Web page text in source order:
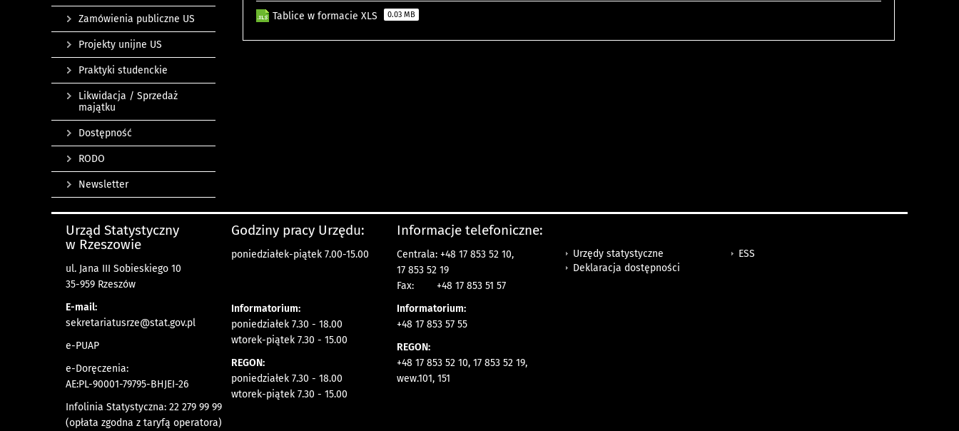
Tablice w formacie XLS 0.03 MB
Zamówienia publiczne US
Projekty unijne US
Praktyki studenckie
Likwidacja / Sprzedaż
majątku
Dostępność
RODO
Newsletter
Urząd Statystyczny
w Rzeszowie
ul. Jana III Sobieskiego 10
35-959 Rzeszów
E-mail:
sekretariatusrze@stat.gov.pl
e-PUAP
e-Doręczenia:
AE:PL-90001-79795-BHJEI-26
Infolinia Statystyczna: 22 279 99 99
(opłata zgodna z taryfą operatora)
Godziny pracy Urzędu:
poniedziałek-piątek 7.00-15.00
Informatorium:
poniedziałek 7.30 - 18.00
wtorek-piątek 7.30 - 15.00
REGON:
poniedziałek 7.30 - 18.00
wtorek-piątek 7.30 - 15.00
Informacje telefoniczne:
Centrala: +48 17 853 52 10,
17 853 52 19
Fax:
+48 17 853 51 57
Informatorium:
+48 17 853 57 55
REGON:
+48 17 853 52 10, 17 853 52 19,
wew.101, 151
Urzędy statystyczne
Deklaracja dostępności
ESS